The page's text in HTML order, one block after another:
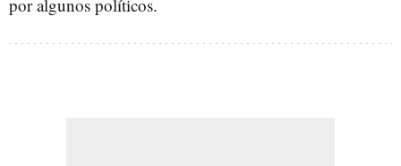
por algunos políticos.